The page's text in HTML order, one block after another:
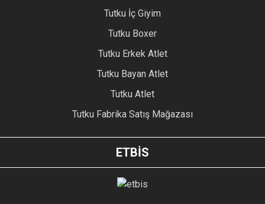
Tutku İç Giyim
Tutku Boxer
Tutku Erkek Atlet
Tutku Bayan Atlet
Tutku Atlet
Tutku Fabrika Satış Mağazası
ETBİS